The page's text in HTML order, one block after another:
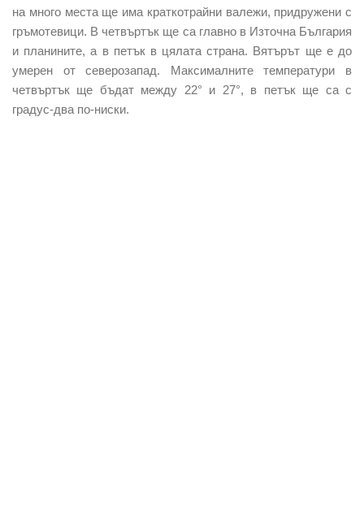
на много места ще има краткотрайни валежи, придружени с
гръмотевици. В четвъртък ще са главно в Източна България
и планините, а в петък в цялата страна. Вятърът ще е до
умерен от северозапад. Максималните температури в
четвъртък ще бъдат между 22° и 27°, в петък ще са с
градус-два по-ниски.